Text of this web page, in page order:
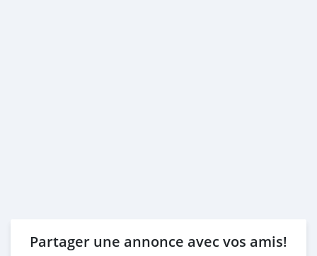
Partager une annonce avec vos amis!